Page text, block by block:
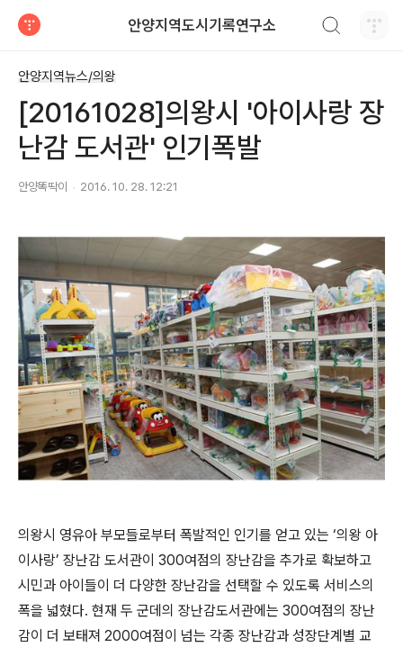
안양지역도시기록연구소
안양지역뉴스/의왕
[20161028]의왕시 '아이사랑 장
난감 도서관' 인기폭발
안양똑딱이 2016. 10. 28. 12:21
의왕시 영유아 부모들로부터 폭발적인 인기를 얻고 있는 ‘의왕 아
이사랑’ 장난감 도서관이 300여점의 장난감을 추가로 확보하고
시민과 아이들이 더 다양한 장난감을 선택할 수 있도록 서비스의
폭을 넓혔다. 현재 두 군데의 장난감도서관에는 300여점의 장난
감이 더 보태져 2000여점이 넘는 각종 장난감과 성장단계별 교